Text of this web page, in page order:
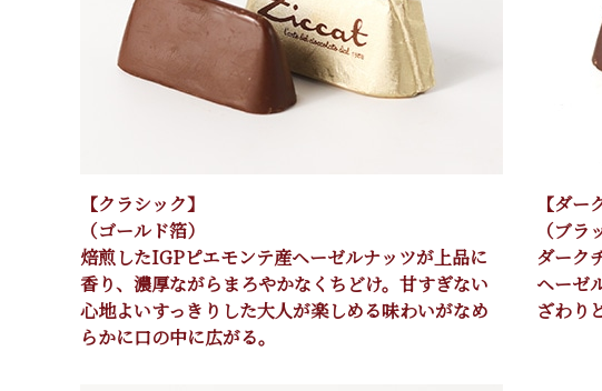
【クラシック】
（ゴールド箔）
焙煎したIGPピエモンテ産ヘーゼルナッツが上品に
香り、濃厚ながらまろやかなくちどけ。甘すぎない
心地よいすっきりした大人が楽しめる味わいがなめ
らかに口の中に広がる。
【ダー
（ブラ
ダーク
ヘーゼ
ざわり